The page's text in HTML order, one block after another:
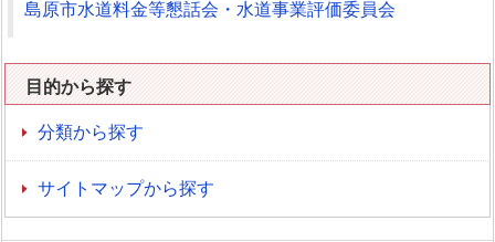
島原市水道料金等懇話会・水道事業評価委員会
目的から探す
分類から探す
サイトマップから探す